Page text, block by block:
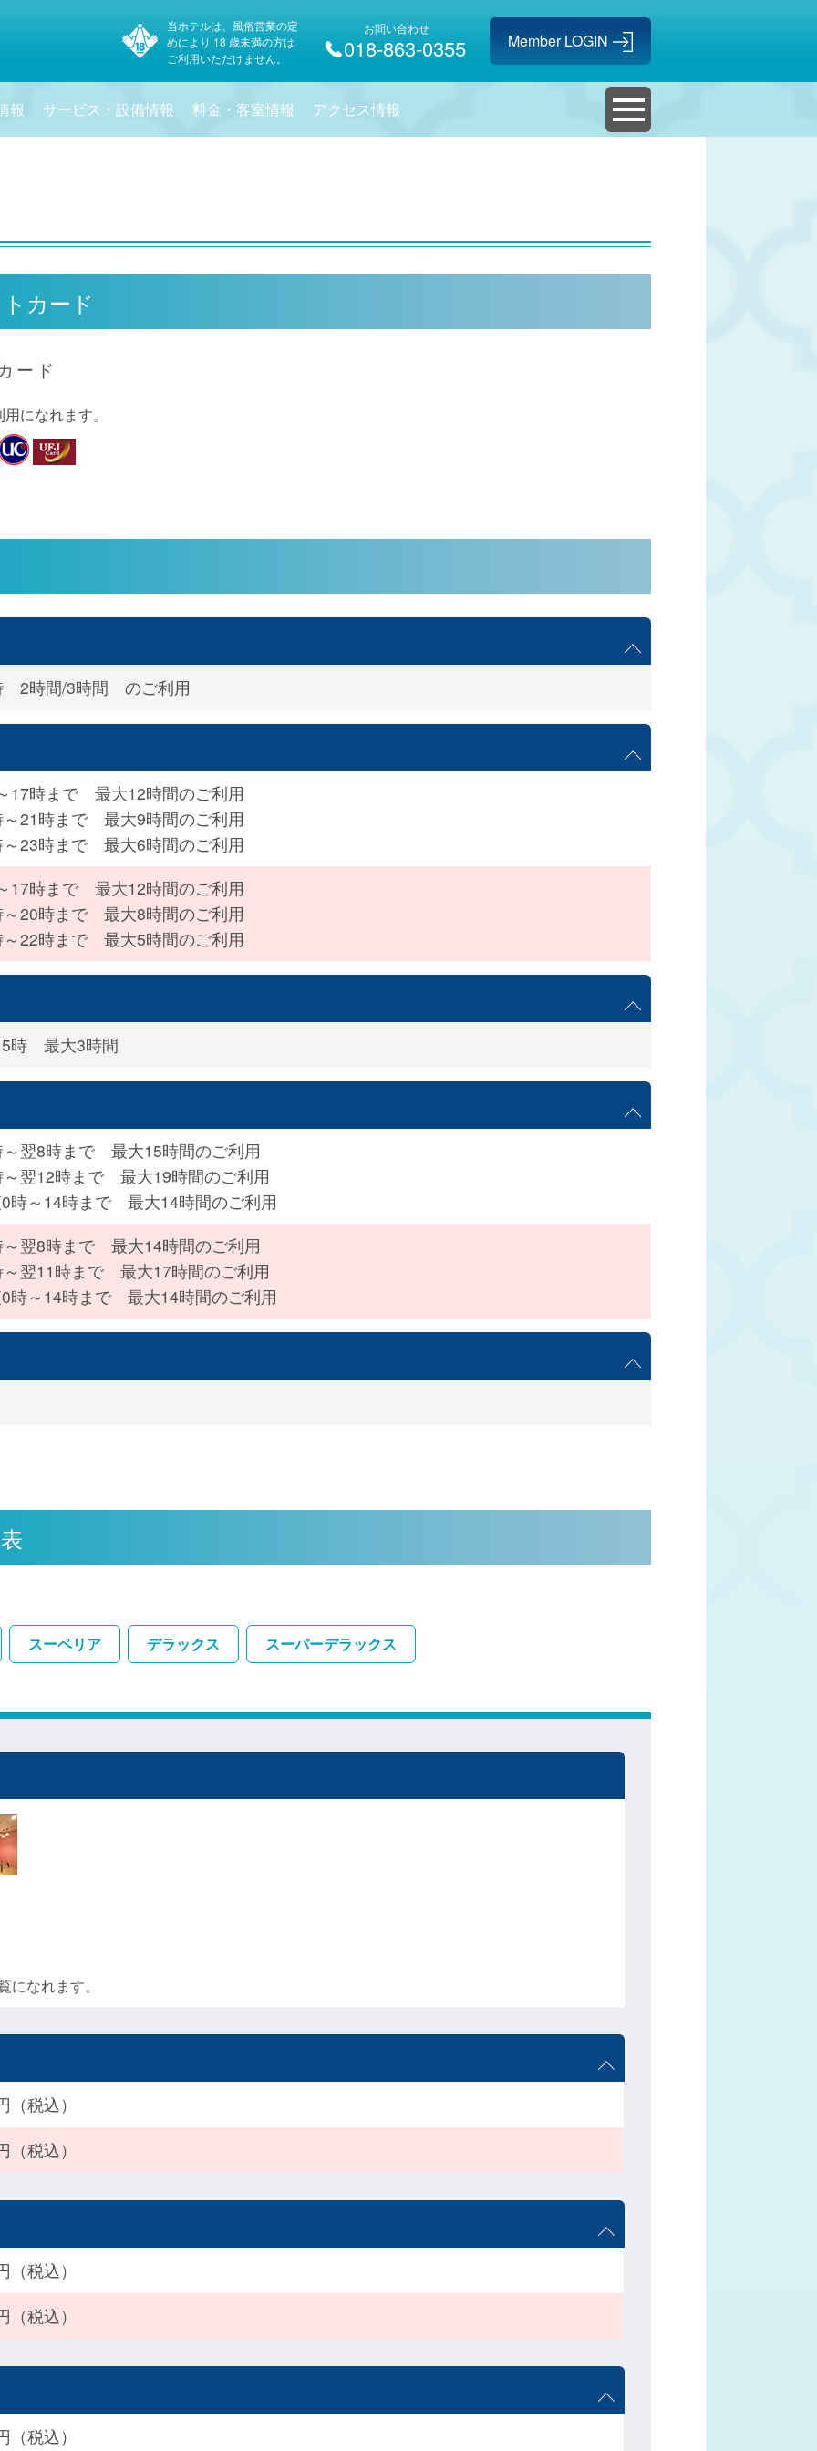
当ホテルは、風俗営業の定
めにより 18 歳未満の方は
ご利用いただけません。
お問い合わせ
018-863-0355
報 サービス・設備情報 料金・客室情報 アクセス情報
カード
ード
になれます。
2時間/3時間 のご利用
17時まで 最大12時間のご利用
～21時まで 最大9時間のご利用
～23時まで 最大6時間のご利用
17時まで 最大12時間のご利用
～20時まで 最大8時間のご利用
～22時まで 最大5時間のご利用
5時 最大3時間
～翌8時まで 最大15時間のご利用
～翌12時まで 最大19時間のご利用
時～14時まで 最大14時間のご利用
～翌8時まで 最大14時間のご利用
～翌11時まで 最大17時間のご利用
時～14時まで 最大14時間のご利用
スーペリア デラックス スーパーデラックス
なれます。
（税込）
（税込）
（税込）
（税込）
（税込）